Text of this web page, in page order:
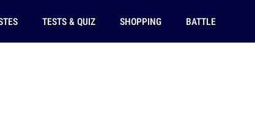
TESTS & QUIZ SHOPPING BATTLE